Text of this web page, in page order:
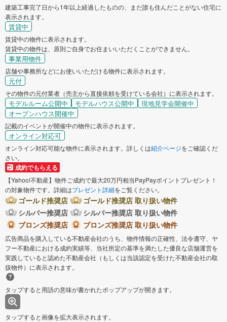
建築工事完了日から1年以上経過したものの、まだ誰も住んだことがない住宅に
表示されます。
賃貸中
賃貸中の物件に表示されます。
賃貸中の物件は、原則ご自身でお住まいいただくことができません。
事業用物件
店舗や事務所などにお使いいただける物件に表示されます。
元付
その物件の元付業者（売主から直接依頼を受けている会社）に表示されます。
モデルルーム公開中 モデルハウス公開中
現地見学会開催中
オープンハウス開催中
記載のイベントが開催中の物件に表示されます。
オンライン対応可
オンライン対応可能な物件に表示されます。詳しくは紹介ページをご確認くだ
さい。
成約でもらえる
【Yahoo!不動産】物件ご成約で最大20万円相当PayPayポイントプレゼント！
の対象物件です。詳細はプレゼント詳細をご覧ください。
ゴールド推奨店
ゴールド推奨店 取り扱い物件
シルバー推奨店
シルバー推奨店 取り扱い物件
ブロンズ推奨店
ブロンズ推奨店 取り扱い物件
広告商品を購入している不動産会社のうち、物件情報の正確性、法令遵守、ヤ
フー不動産における成約実績等、当社所定の基準を満たした優良な店舗運営を
実践していると認めた不動産会社（もしくは当該認定を受けた不動産会社の取
扱物件）に表示されます。
タップすると用語の意味が書かれたポップアップが開きます。
タップすると画像を拡大表示されます。